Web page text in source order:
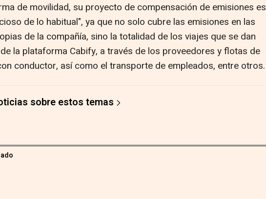
de movilidad, su proyecto de compensación de emisiones es
de lo habitual", ya que no solo cubre las emisiones en las
de la compañía, sino la totalidad de los viajes que se dan
la plataforma Cabify, a través de los proveedores y flotas de
conductor, así como el transporte de empleados, entre otros.
sobre estos temas